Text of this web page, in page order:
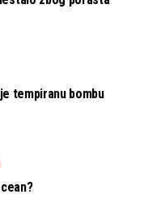
tempiranu bombu